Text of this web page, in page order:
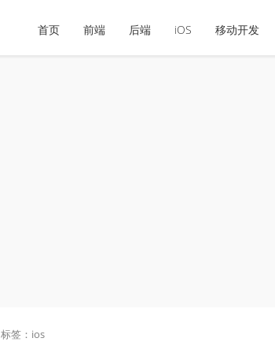
首页 前端 后端 iOS 移动开发
标签：ios